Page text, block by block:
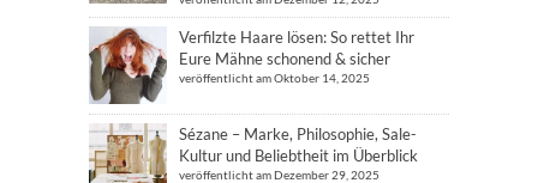
Verfilzte Haare lösen: So rettet Ihr
Eure Mähne schonend & sicher
veröffentlicht am Oktober 14, 2025
Sézane – Marke, Philosophie, Sale-
Kultur und Beliebtheit im Überblick
veröffentlicht am Dezember 29, 2025